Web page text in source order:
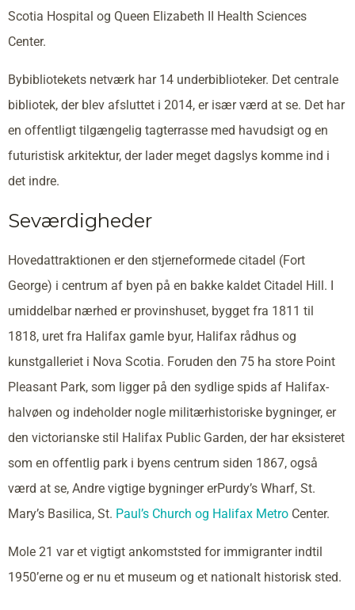
Scotia Hospital og Queen Elizabeth II Health Sciences
Center.
Bybibliotekets netværk har 14 underbiblioteker. Det centrale
bibliotek, der blev afsluttet i 2014, er især værd at se. Det har
en offentligt tilgængelig tagterrasse med havudsigt og en
futuristisk arkitektur, der lader meget dagslys komme ind i
det indre.
Seværdigheder
Hovedattraktionen er den stjerneformede citadel (Fort
George) i centrum af byen på en bakke kaldet Citadel Hill. I
umiddelbar nærhed er provinshuset, bygget fra 1811 til
1818, uret fra Halifax gamle byur, Halifax rådhus og
kunstgalleriet i Nova Scotia. Foruden den 75 ha store Point
Pleasant Park, som ligger på den sydlige spids af Halifax-
halvøen og indeholder nogle militærhistoriske bygninger, er
den victorianske stil Halifax Public Garden, der har eksisteret
som en offentlig park i byens centrum siden 1867, også
værd at se, Andre vigtige bygninger erPurdy’s Wharf, St.
Mary’s Basilica, St. Paul’s Church og Halifax Metro Center.
Mole 21 var et vigtigt ankomststed for immigranter indtil
1950’erne og er nu et museum og et nationalt historisk sted.